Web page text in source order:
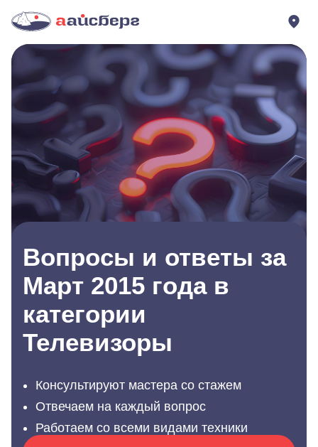
Вопросы и ответы за
Март 2015 года в
категории
Телевизоры
Консультируют мастера со стажем
Отвечаем на каждый вопрос
Работаем со всеми видами техники